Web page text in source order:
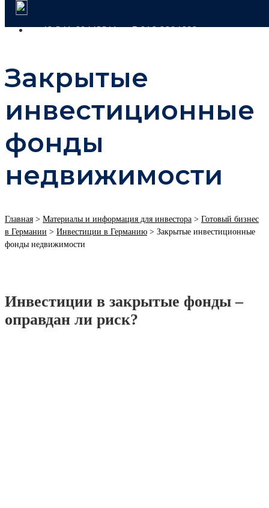
+49 341 60443311 +7 916 9904609
Закрытые
инвестиционные
фонды
недвижимости
Главная > Материалы и информация для инвестора > Готовый бизнес
в Германии > Инвестиции в Германию > Закрытые инвестиционные
фонды недвижимости
Инвестиции в закрытые фонды –
оправдан ли риск?